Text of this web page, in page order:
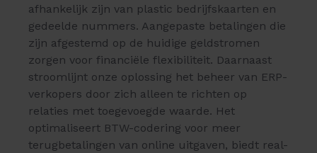
afhankelijk zijn van plastic bedrijfskaarten en
gedeelde nummers. Aangepaste betalingen die
zijn afgestemd op de huidige geldstromen
zorgen voor financiële flexibiliteit. Daarnaast
stroomlijnt onze oplossing het beheer van ERP-
verkopers door zich alleen te richten op
relaties met toegevoegde waarde. Het
optimaliseert BTW-codering voor meer
terugbetalingen van online uitgaven, biedt real-